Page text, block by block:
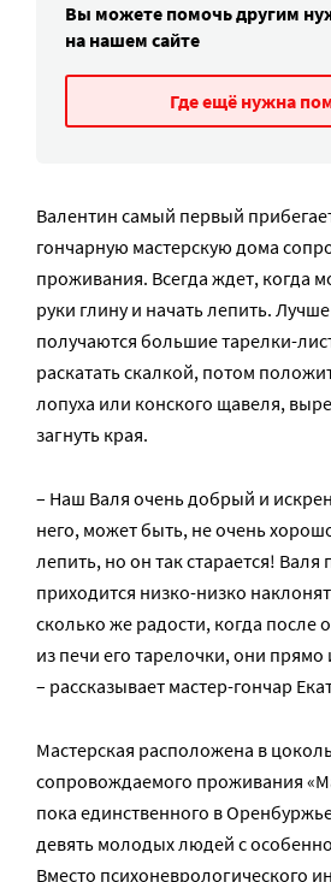
Вы можете помочь другим
на нашем сайте
Где ещё нужна
Валентин самый первый
гончарную мастерскую дома
проживания. Всегда ждет, когда
руки глину и начать лепить. Лучше
получаются большие тарелки-
раскатать скалкой, потом
лопуха или конского щавеля,
загнуть края.
– Наш Валя очень добрый и
него, может быть, не очень
лепить, но он так старается! Валя
приходится низко-низко
сколько же радости, когда после
из печи его тарелочки, они
– рассказывает мастер-гончар
Мастерская расположена в
сопровождаемого проживания
пока единственного в
девять молодых людей с
Вместо психоневрологического